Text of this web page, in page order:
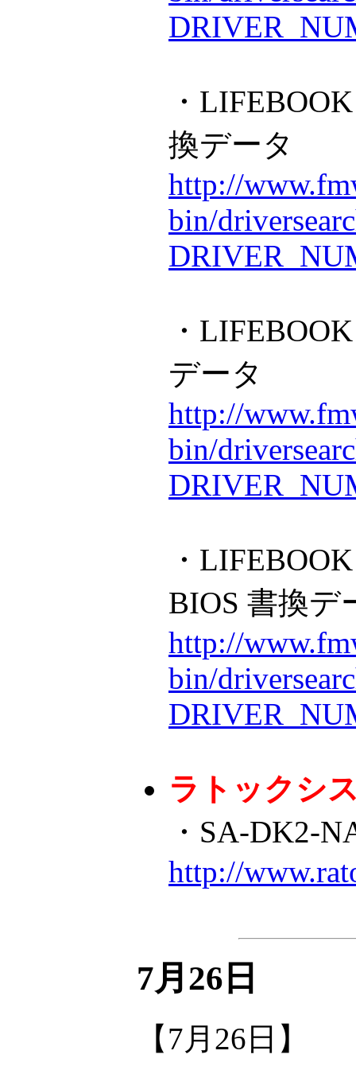
・
換データ
http://
bin/
・
データ
http://
bin/
・
BIOS 書換デ
http://
bin/
ラトックシ
・SA-DK2-
http://
7月26日
【7月26日】